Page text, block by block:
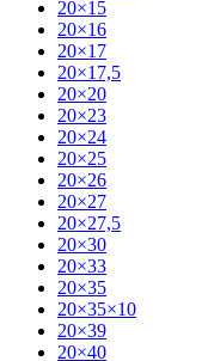
20×15
20×16
20×17
20×17,5
20×20
20×23
20×24
20×25
20×26
20×27
20×27,5
20×30
20×33
20×35
20×35×10
20×39
20×40